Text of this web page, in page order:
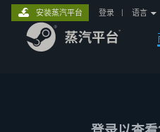
安装蒸汽平台 登录 语言